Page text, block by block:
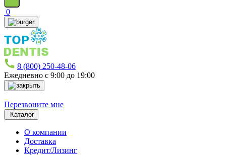
0
8 (800) 250-48-06
Ежедневно с 9:00 до 19:00
Перезвоните мне
Каталог
О компании
Доставка
Кредит/Лизинг